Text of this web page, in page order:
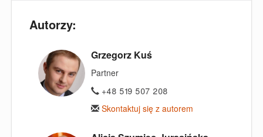
Autorzy:
Grzegorz Kuś
Partner
+48 519 507 208
Skontaktuj się z autorem